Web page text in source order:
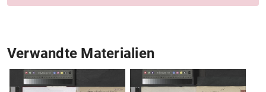
Verwandte Materialien